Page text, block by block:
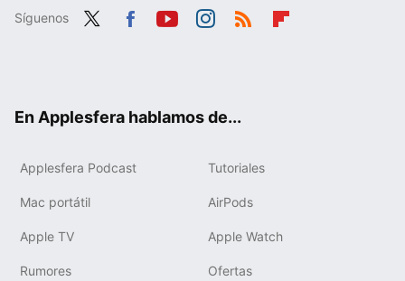
Síguenos
En Applesfera hablamos de...
Applesfera Podcast Tutoriales
Mac portátil AirPods
Apple TV Apple Watch
Rumores Ofertas